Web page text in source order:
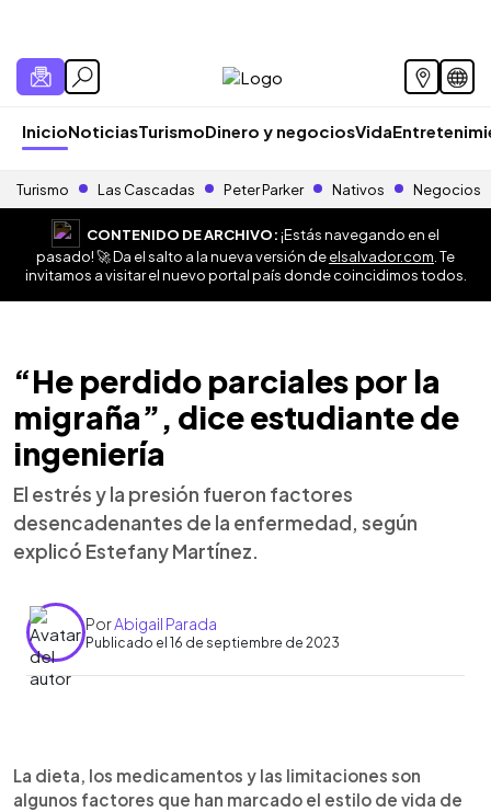
InicioNoticiasTurismoDinero y negociosVida
Turismo Las Cascadas Peter Parker Nativos Negocios
CONTENIDO DE ARCHIVO:¡Estás navegando en el
pasado! 🚀 Da el salto a la nueva versión deelsalvador.com . Te
invitamos a visitar el nuevo portal país donde coincidimos todos.
“He perdido parciales por la
migraña”, dice estudiante de
ingeniería
El estrés y la presión fueron factores
desencadenantes de la enfermedad, según
explicó Estefany Martínez.
PorAbigail Parada
Publicado el 16 de septiembre de 2023
► Escuchar artículo
La dieta, los medicamentos y las limitaciones son
algunos factores que han marcado el estilo de vida de